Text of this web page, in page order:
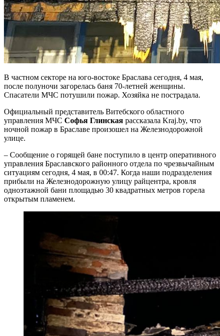
В частном секторе на юго-востоке Браслава сегодня, 4 мая,
после полуночи загорелась баня 70-летней женщины.
Спасатели МЧС потушили пожар. Хозяйка не пострадала.
Официальный представитель Витебского областного
управления МЧС Софья Глинская рассказала Kraj.by, что
ночной пожар в Браславе произошел на Железнодорожной
улице.
– Сообщение о горящей бане поступило в центр оперативного
управления Браславского районного отдела по чрезвычайным
ситуациям сегодня, 4 мая, в 00:47. Когда наши подразделения
прибыли на Железнодорожную улицу райцентра, кровля
одноэтажной бани площадью 30 квадратных метров горела
открытым пламенем.